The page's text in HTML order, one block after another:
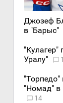
Джозеф
в "Барыс"
Уралу"
1
"Номад" в
14